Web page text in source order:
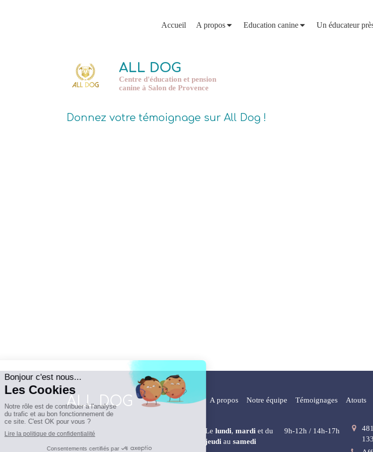
Accueil A propos Education canine Un éducateur
ALL DOG
Centre d'éducation et pension
canine à Salon de Provence
Donnez votre témoignage sur All Dog !
ALL DOG A propos Notre équipe Témoignages Atouts
Le lundi, mardi et du
jeudi au samedi
9h-12h / 14h-17h